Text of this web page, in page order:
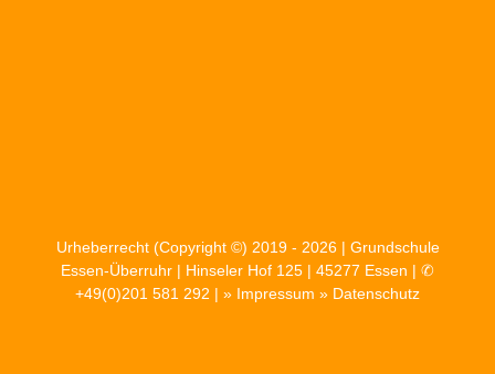
Urheberrecht (Copyright ©) 2019 - 2026 | Grundschule
Essen-Überruhr | Hinseler Hof 125 | 45277 Essen | ✆
+49(0)201 581 292 | » Impressum » Datenschutz